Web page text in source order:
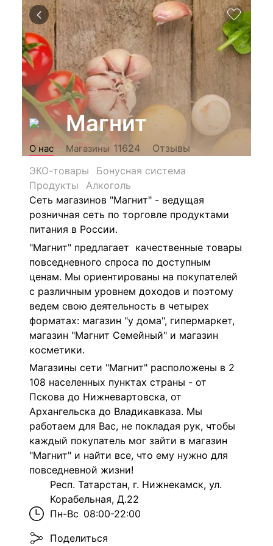
Магнит
О нас Магазины 11624
Отзывы
ЭКО-товары
Бонусная система
Продукты
Алкоголь
Сеть магазинов "Магнит" - ведущая
розничная сеть по торговле продуктами
питания в России.
"Магнит" предлагает качественные товары
повседневного спроса по доступным
ценам. Мы ориентированы на покупателей
с различным уровнем доходов и поэтому
ведем свою деятельность в четырех
форматах: магазин "у дома", гипермаркет,
магазин "Магнит Семейный" и магазин
косметики.
Магазины сети "Магнит" расположены в 2
108 населенных пунктах страны - от
Пскова до Нижневартовска, от
Архангельска до Владикавказа. Мы
работаем для Вас, не покладая рук, чтобы
каждый покупатель мог зайти в магазин
"Магнит" и найти все, что ему нужно для
повседневной жизни!
Респ. Татарстан, г. Нижнекамск, ул.
Корабельная, Д.22
Пн-Вс 08:00-22:00
Поделиться